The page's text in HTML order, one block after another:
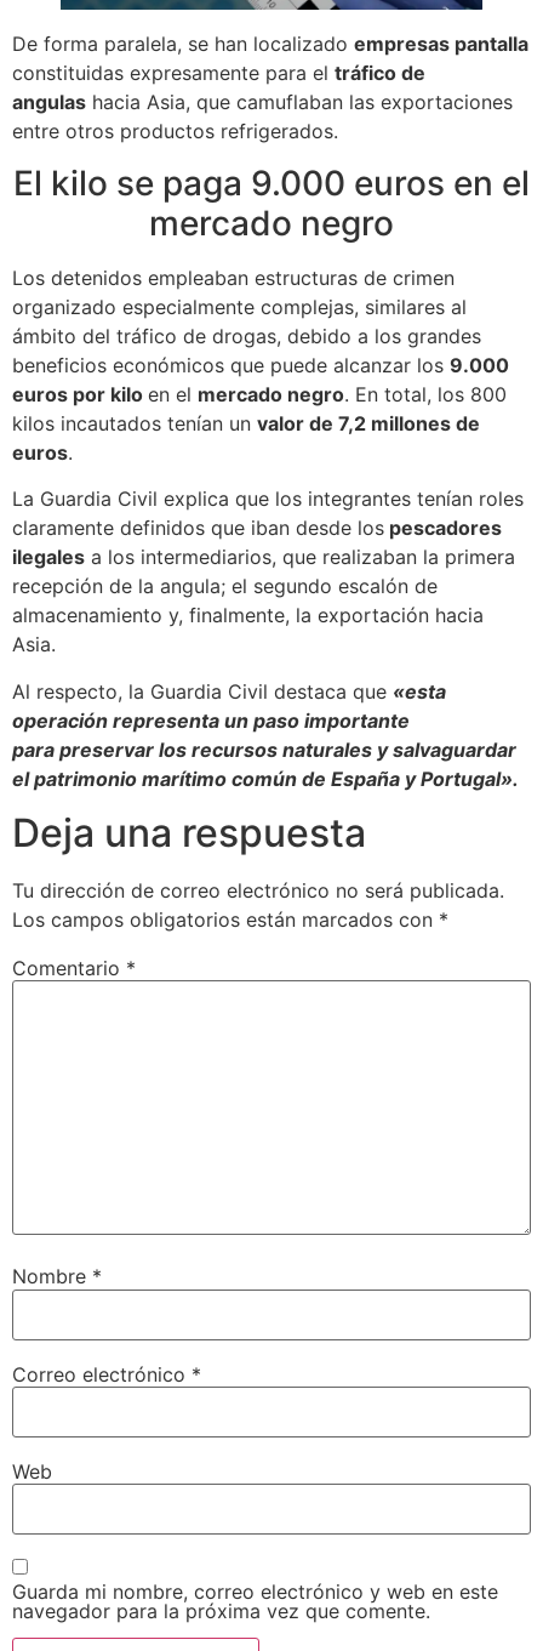
De forma paralela, se han localizado empresas pantalla
constituidas expresamente para el tráfico de
angulas hacia Asia, que camuflaban las exportaciones
entre otros productos refrigerados.
El kilo se paga 9.000 euros en el
mercado negro
Los detenidos empleaban estructuras de crimen
organizado especialmente complejas, similares al
ámbito del tráfico de drogas, debido a los grandes
beneficios económicos que puede alcanzar los 9.000
euros por kilo en el mercado negro. En total, los 800
kilos incautados tenían un valor de 7,2 millones de
euros.
La Guardia Civil explica que los integrantes tenían roles
claramente definidos que iban desde los pescadores
ilegales a los intermediarios, que realizaban la primera
recepción de la angula; el segundo escalón de
almacenamiento y, finalmente, la exportación hacia
Asia.
Al respecto, la Guardia Civil destaca que «esta
operación representa un paso importante
para preservar los recursos naturales y salvaguardar
el patrimonio marítimo común de España y Portugal».
Deja una respuesta
Tu dirección de correo electrónico no será publicada.
Los campos obligatorios están marcados con *
Comentario *
Nombre *
Correo electrónico *
Web
Guarda mi nombre, correo electrónico y web en este
navegador para la próxima vez que comente.